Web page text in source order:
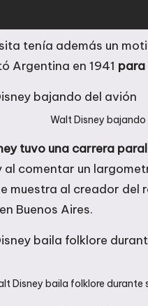
tenía además un
Argentina en 1941 para
Walt Disney bajando
tuvo una carrera
comentar un
muestra al creador
Buenos Aires.
Disney baila folklore durante